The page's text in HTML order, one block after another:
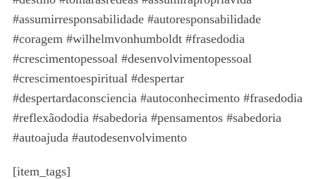
#assumirresponsabilidade #autoresponsabilidade
#coragem #wilhelmvonhumboldt #frasedodia
#crescimentopessoal #desenvolvimentopessoal
#crescimentoespiritual #despertar
#despertardaconsciencia #autoconhecimento #frasedodia
#reflexãododia #sabedoria #pensamentos #sabedoria
#autoajuda #autodesenvolvimento
[item_tags]